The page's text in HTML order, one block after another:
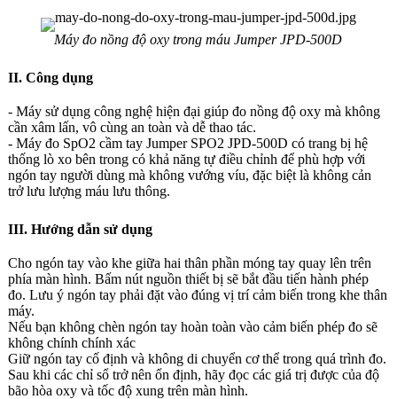
Máy đo nồng độ oxy trong máu Jumper JPD-500D
II. Công dụng
- Máy sử dụng công nghệ hiện đại giúp đo nồng độ oxy mà không
cần xâm lấn, vô cùng an toàn và dễ thao tác.
- Máy đo SpO2 cầm tay Jumper SPO2 JPD-500D có trang bị hệ
thống lò xo bên trong có khả năng tự điều chỉnh để phù hợp với
ngón tay người dùng mà không vướng víu, đặc biệt là không cản
trở lưu lượng máu lưu thông.
III. Hướng dẫn sử dụng
Cho ngón tay vào khe giữa hai thân phần móng tay quay lên trên
phía màn hình. Bấm nút nguồn thiết bị sẽ bắt đầu tiến hành phép
đo. Lưu ý ngón tay phải đặt vào đúng vị trí cảm biến trong khe thân
máy.
Nếu bạn không chèn ngón tay hoàn toàn vào cảm biến phép đo sẽ
không chính chính xác
Giữ ngón tay cố định và không di chuyển cơ thể trong quá trình đo.
Sau khi các chỉ sổ trở nên ổn định, hãy đọc các giá trị được của độ
bão hòa oxy và tốc độ xung trên màn hình.